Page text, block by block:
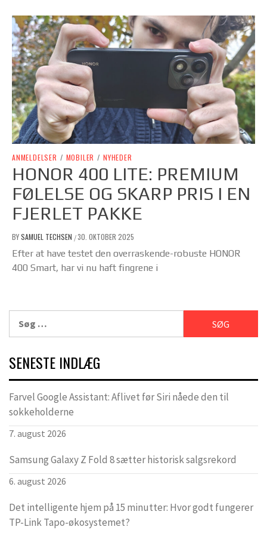
ANMELDELSER / MOBILER / NYHEDER
HONOR 400 LITE: PREMIUM
FØLELSE OG SKARP PRIS I EN
FJERLET PAKKE
BYSAMUEL TECHSEN /30. OKTOBER 2025
Efter at have testet den overraskende-robuste HONOR
400 Smart, har vi nu haft fingrene i
efter:
SENESTE INDLÆG
Farvel Google Assistant: Aflivet før Siri nåede den til
sokkeholderne
7. august 2026
Samsung Galaxy Z Fold 8 sætter historisk salgsrekord
6. august 2026
Det intelligente hjem på 15 minutter: Hvor godt fungerer
TP-Link Tapo-økosystemet?